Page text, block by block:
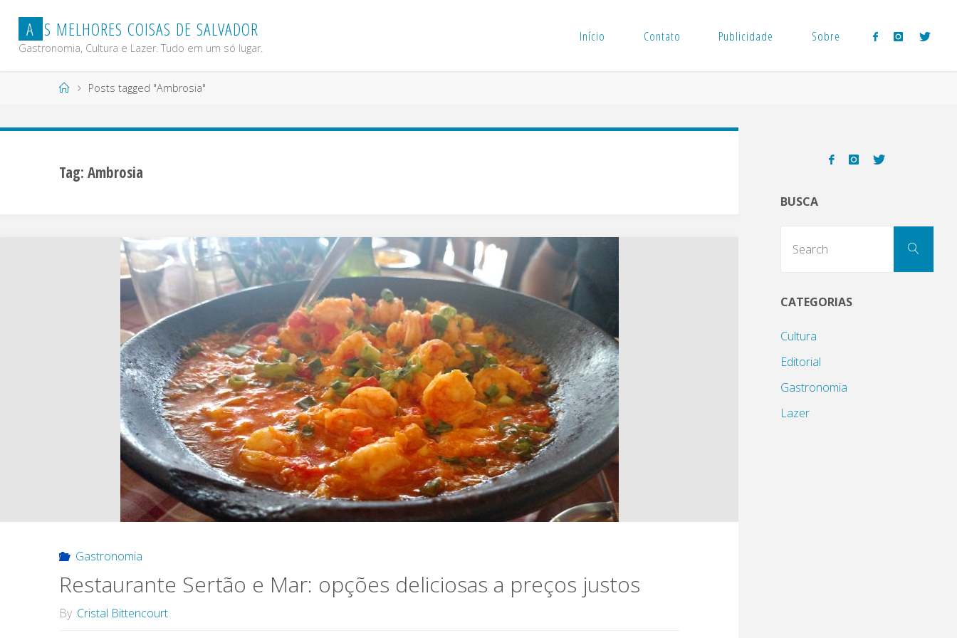
content
A S MELHORES COISAS DE SALVADOR
Gastronomia, Cultura e Lazer. Tudo em um só lugar.
Início Contato Publicidade Sobre
HomePosts tagged "Ambrosia"
Tag: Ambrosia
Gastronomia
Restaurante Sertão e Mar: opções deliciosas a preços justos
By Cristal Bittencourt
BUSCA
Search
CATEGORIAS
Cultura
Editorial
Gastronomia
Lazer